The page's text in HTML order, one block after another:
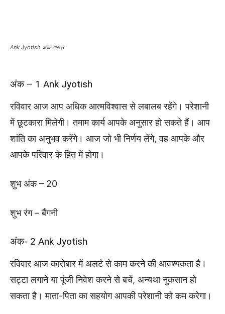
Ank Jyotish अंक शास्त्र
अंक – 1 Ank Jyotish
रविवार आज आप अधिक आत्मविश्वास से लबालब रहेंगे। परेशानी
में छूटकारा मिलेगी। तमाम कार्य आपके अनुसार हो सकते हैं। आप
शांति का अनुभव करेंगे। आज जो भी निर्णय लेंगे, वह आपके और
आपके परिवार के हित में होगा।
शुभ अंक – 20
शुभ रंग – बैंगनी
अंक- 2 Ank Jyotish
रविवार आज कारोबार में अलर्ट से काम करने की आवश्यकता है।
सट्टा लगाने या पूंजी निवेश करने से बचें, अन्यथा नुकसान हो
सकता है। माता-पिता का सहयोग आपकी परेशानी को कम करेगा।